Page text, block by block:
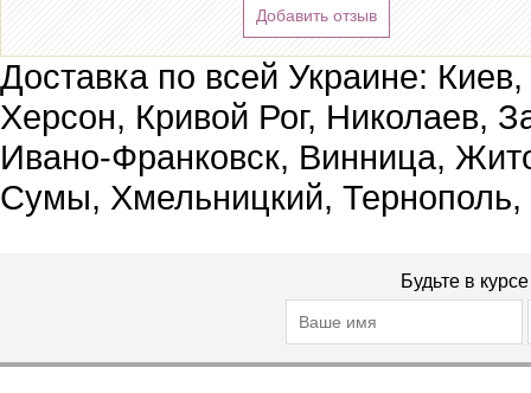
Добавить отзыв
Доставка по всей Украине:
Херсон, Кривой Рог, Николаев,
Ивано-Франковск, Винница,
Сумы, Хмельницкий, Тернополь,
Будьте в